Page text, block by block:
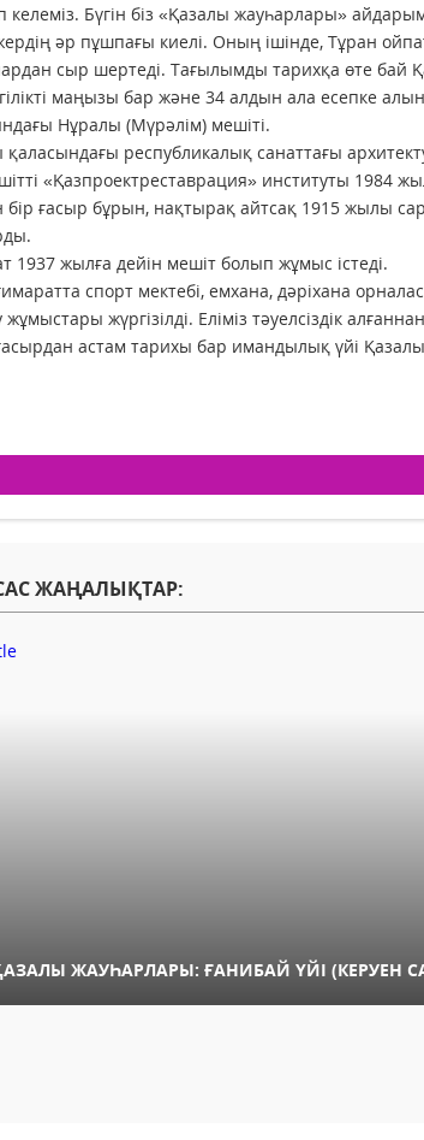
келеміз. Бүгін біз «Қазалы жауһарлары»
әр пұшпағы киелі. Оның ішінде, Тұран
сыр шертеді. Тағылымды тарихқа өте
маңызы бар және 34 алдын ала есепке
Нұралы (Мүрәлім) мешіті.
қаласындағы республикалық санаттағы
«Қазпроектреставрация» институты 1984
бір ғасыр бұрын, нақтырақ айтсақ 1915 жылы
1937 жылға дейін мешіт болып жұмыс істеді.
спорт мектебі, емхана, дәріхана
жұмыстары жүргізілді. Еліміз тәуелсіздік
астам тарихы бар имандылық үйі
ЖАҢАЛЫҚТАР:
ЖАУҺАРЛАРЫ: ҒАНИБАЙ ҮЙІ (КЕРУЕН